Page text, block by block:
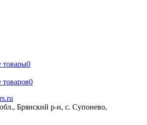
товары0
0
Брянский р-н, с. Супонево,